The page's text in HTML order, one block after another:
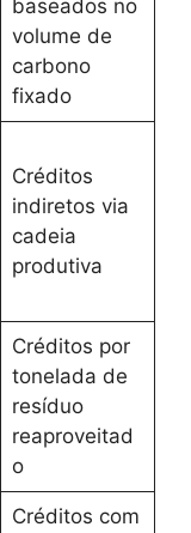
baseados no
volume de
carbono
fixado
Créditos
indiretos via
cadeia
produtiva
Créditos por
tonelada de
resíduo
reaproveitad
o
Créditos com